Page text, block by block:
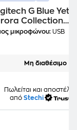
G Blue Yeti
Collection
USB
μικροφώνου: USB
Μη διαθέσιμο
Πωλείται και
από Stechi